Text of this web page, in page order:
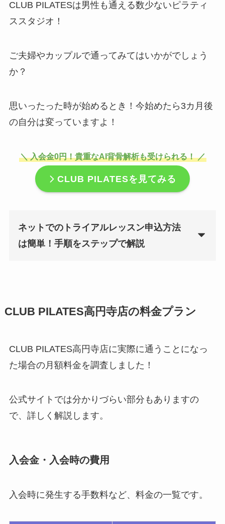
CLUB PILATESは男性も通える数少ないピラティ
ススタジオ！
ご夫婦やカップルで通ってみてはいかがでしょう
か？
思いったった時が始めるとき！今始めたら3カ月後
の自分は変っていますよ！
＼ 入会金0円！貴重なAI背骨解析も受けられる！ ／
CLUB PILATESを見てみる
ネットでのトライアルレッスン申込方法
は簡単！手順をステップで解説
CLUB PILATES高円寺店の料金プラン
CLUB PILATES高円寺店に実際に通うことになっ
た場合の月額料金を調査しました！
公式サイトでは分かりづらい部分もありますの
で、詳しく解説します。
入会金・入会時の費用
入会時に発生する手数料など、料金の一覧です。